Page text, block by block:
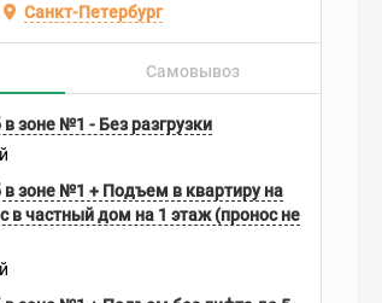
Санкт-Петербург
Самовывоз
зоне №1 - Без разгрузки
зоне №1 + Подъем в квартиру на
в частный дом на 1 этаж (пронос не